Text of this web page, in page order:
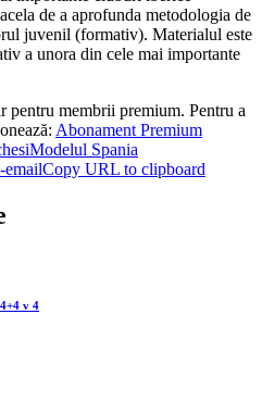
de a aprofunda metodologia de
juvenil (formativ). Materialul este
a unora din cele mai importante
pentru membrii premium. Pentru a
Abonament Premium
Modelul Spania
emailCopy URL to clipboard
v 4